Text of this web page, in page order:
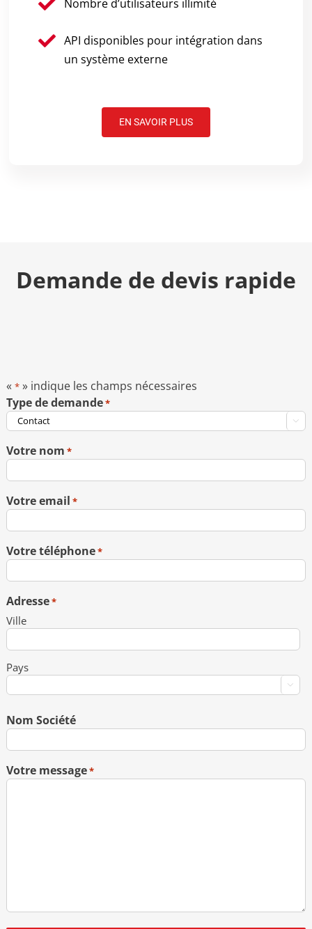
Nombre d’utilisateurs illimité
API disponibles pour intégration dans
un système externe
EN SAVOIR PLUS
Demande de devis rapide
« *» indique les champs nécessaires
Type de demande*

Votre nom *
Votre email *
Votre téléphone*
Adresse*
Ville
Pays

Nom Société
Votre message*